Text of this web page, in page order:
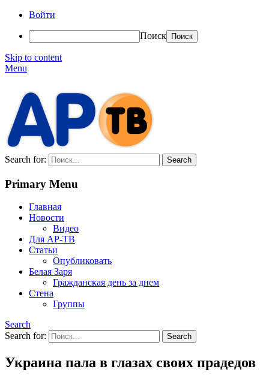
Войти
Поиск
Skip to content
Menu
Search for:
Primary Menu
Главная
Новости
Видео
Для АР-ТВ
Статьи
Опубликовать
Белая Заря
Гражданская день за днем
Стена
Группы
Search
Search for:
Украина пала в глазах своих прадедов